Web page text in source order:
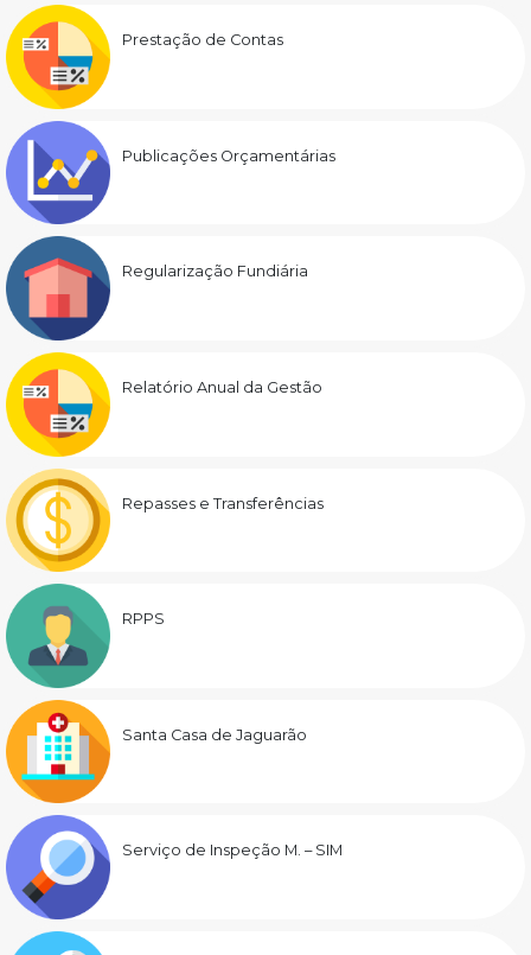
Prestação de Contas
Publicações Orçamentárias
Regularização Fundiária
Relatório Anual da Gestão
Repasses e Transferências
RPPS
Santa Casa de Jaguarão
Serviço de Inspeção M. – SIM